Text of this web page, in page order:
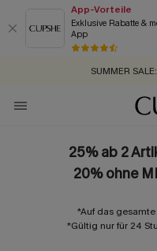
App-Vorteile
Exklusive Rabatte &
App
GRATIS MASSBAND MIT
SUMMER SALE:
ZUM NEWSLETTER:
25% ab 2
20% ohne
*Auf das
*Gültig nur für 24